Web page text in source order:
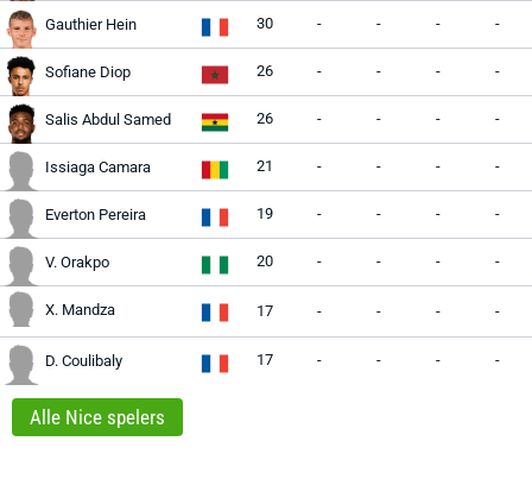
Gauthier Hein 30 - - - -
Sofiane Diop 26 - - - -
Salis Abdul Samed 26 - - - -
Issiaga Camara 21 - - - -
Everton Pereira 19 - - - -
V. Orakpo 20 - - - -
X. Mandza 17 - - - -
D. Coulibaly 17 - - - -
Alle Nice spelers